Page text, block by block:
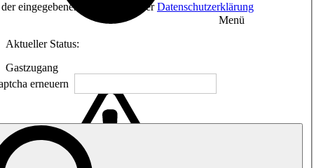
Menü
Aktueller Status:
Gastzugang
eingegebenen Daten sowie derDatenschutzerklärung